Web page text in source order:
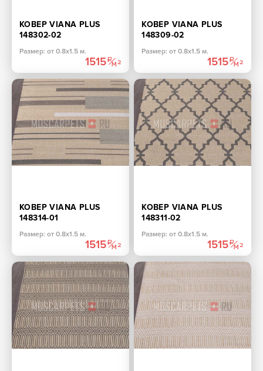
КОВЕР VIANA PLUS
148302-02
Размер: от 0.8х1.5 м.
1515
КОВЕР VIANA PLUS
148309-02
Размер: от 0.8х1.5 м.
1515
КОВЕР VIANA PLUS
148314-01
Размер: от 0.8х1.5 м.
1515
КОВЕР VIANA PLUS
148311-02
Размер: от 0.8х1.5 м.
1515